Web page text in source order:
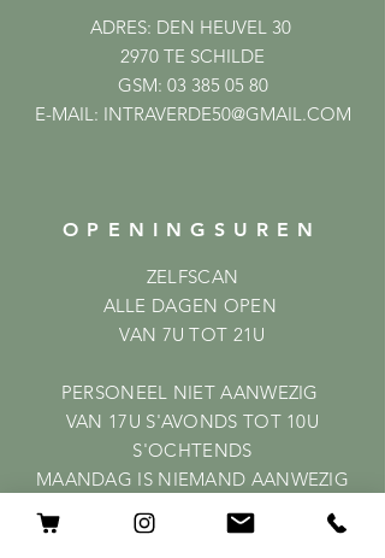
ADRES: DEN HEUVEL 30
2970 TE SCHILDE
GSM: 03 385 05 80
E-MAIL: INTRAVERDE50@GMAIL.COM
OPENINGSUREN
ZELFSCAN
ALLE DAGEN OPEN
VAN 7U TOT 21U
PERSONEEL NIET AANWEZIG
VAN 17U S'AVONDS TOT 10U
S'OCHTENDS
MAANDAG IS NIEMAND AANWEZIG
HELP